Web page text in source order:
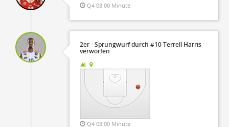
Q4 03:00 Minute
2er - Sprungwurf durch #10 Terrell Harris
verworfen
Q4 03:00 Minute